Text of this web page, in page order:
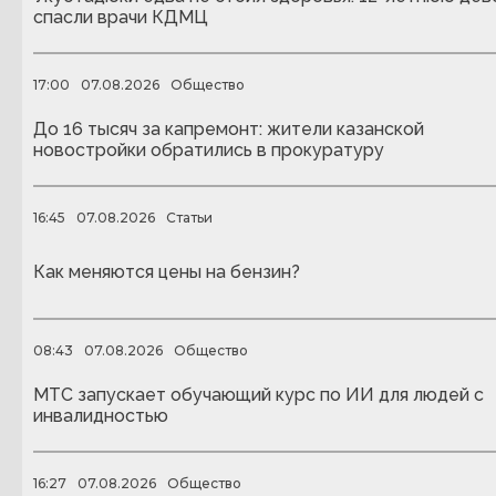
спасли врачи КДМЦ
17:00 07.08.2026 Общество
До 16 тысяч за капремонт: жители казанской
новостройки обратились в прокуратуру
16:45 07.08.2026 Статьи
Как меняются цены на бензин?
08:43 07.08.2026 Общество
МТС запускает обучающий курс по ИИ для людей с
инвалидностью
16:27 07.08.2026 Общество